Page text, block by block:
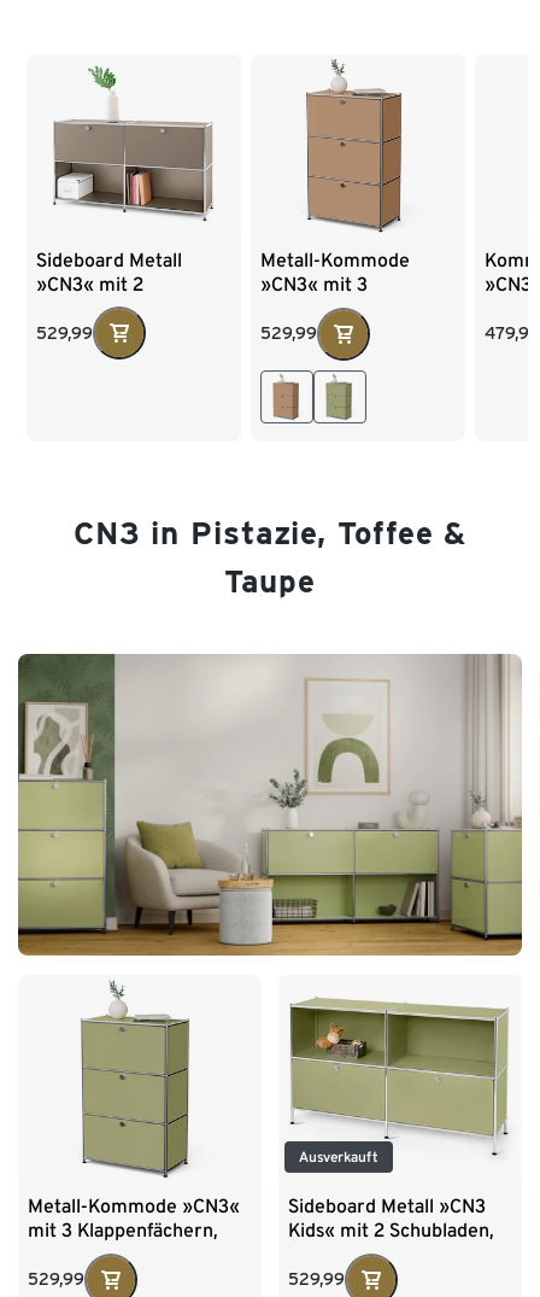
Sideboard Metall
»CN3« mit 2
versetzbaren
Klappenfächern
529,99
Metall-Kommode
»CN3« mit 3
Klappenfächern,
toffee
529,99
salbei
479,99
CN3 in Pistazie, Toffee &
Taupe
Metall-Kommode »CN3«
mit 3 Klappenfächern,
529,99
Ausverkauft
Sideboard Metall »CN3
Kids« mit 2 Schubladen,
529,99